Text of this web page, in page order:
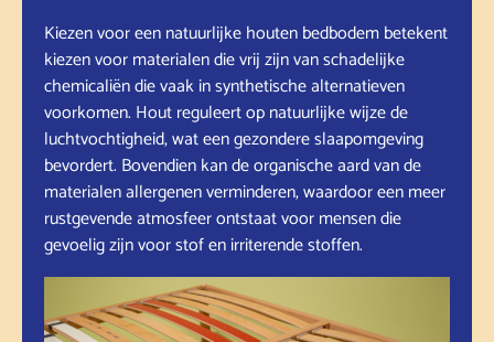
Kiezen voor een natuurlijke houten bedbodem betekent
kiezen voor materialen die vrij zijn van schadelijke
chemicaliën die vaak in synthetische alternatieven
voorkomen. Hout reguleert op natuurlijke wijze de
luchtvochtigheid, wat een gezondere slaapomgeving
bevordert. Bovendien kan de organische aard van de
materialen allergenen verminderen, waardoor een meer
rustgevende atmosfeer ontstaat voor mensen die
gevoelig zijn voor stof en irriterende stoffen.